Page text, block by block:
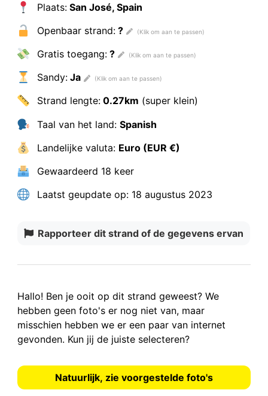
Plaats:San José, Spain
Openbaar strand:?
Gratis toegang:?
Sandy:Ja
Strand lengte:0.27km (super klein)
Taal van het land: Spanish
Landelijke valuta: Euro (EUR €)
Gewaardeerd 18 keer
Laatst geupdate op:18 augustus 2023
Rapporteer dit strand of de gegevens ervan
Hallo! Ben je ooit op dit strand geweest? We
hebbengeen foto's er nog niet van, maar
misschien hebben we er een paar van internet
gevonden. Kun jij de juiste selecteren?
Natuurlijk, zie voorgestelde foto's